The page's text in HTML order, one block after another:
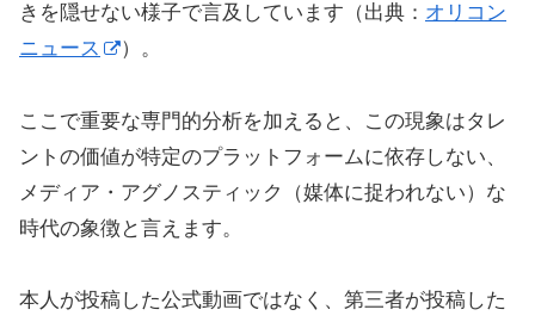
きを隠せない様子で言及しています（出典： オリコン
ニュース
）。
ここで重要な専門的分析を加えると、この現象はタレ
ントの価値が特定のプラットフォームに依存しない、
メディア・アグノスティック（媒体に捉われない）な
時代の象徴と言えます。
本人が投稿した公式動画ではなく、第三者が投稿した